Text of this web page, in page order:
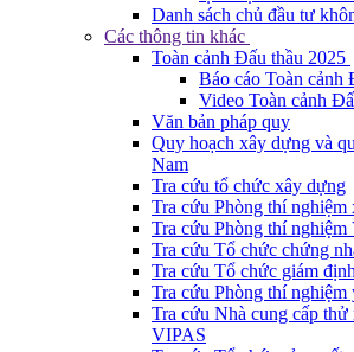
Danh sách chủ đầu tư
Các thông tin khác
Toàn cảnh Đấu thầu 2025
Báo cáo Toàn cảnh
Video Toàn cảnh
Văn bản pháp quy
Quy hoạch xây dựng và
Nam
Tra cứu tổ chức xây dựng
Tra cứu Phòng thí
Tra cứu Phòng thí
Tra cứu Tổ chức chứng
Tra cứu Tổ chức giám
Tra cứu Phòng thí
Tra cứu Nhà cung cấp thử
VIPAS